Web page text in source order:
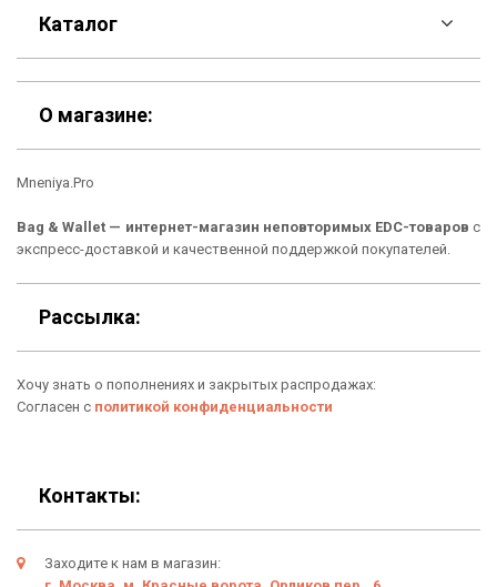
F.A.Q
Контакты
Шоурум
Материалы
Подарочные сертификаты
О нас
Отзывы о Bag & Wallet
Гарантия
Условия возврата
Каталог
Скидки
Кошельки
Сумки
Новинки
Подарки
О магазине:
Mneniya.Pro
Bag & Wallet — интернет-магазин неповторимых EDC-товаров с
экспресс-доставкой и качественной поддержкой покупателей.
Рассылка:
Хочу знать о пополнениях и закрытых распродажах:
Согласен с политикой конфиденциальности
Контакты:
Заходите к нам в магазин: